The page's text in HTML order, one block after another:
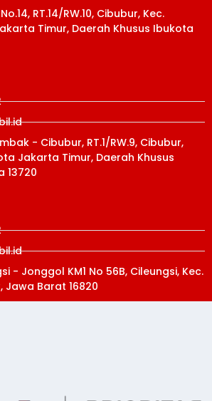
RT.14/RW.10, Cibubur, Kec.
Timur, Daerah Khusus Ibukota
- Cibubur, RT.1/RW.9, Cibubur,
Jakarta Timur, Daerah Khusus
13720
- Jonggol KM1 No 56B, Cileungsi, Kec.
Jawa Barat 16820